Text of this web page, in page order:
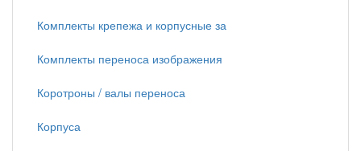
Комплекты крепежа и корпусные за
Комплекты переноса изображения
Коротроны / валы переноса
Корпуса